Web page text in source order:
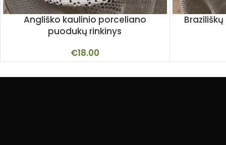
Angliško kaulinio porceliano
puodukų rinkinys
€18.00